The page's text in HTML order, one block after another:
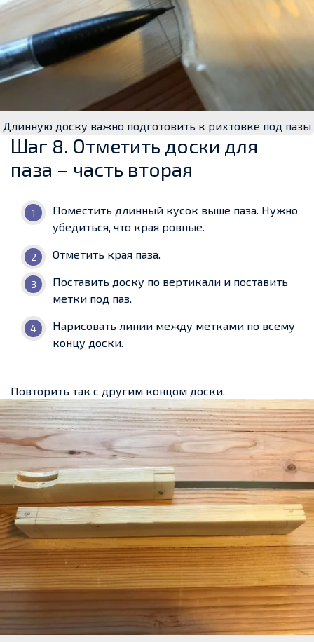
Длинную доску важно подготовить к рихтовке под пазы
Шаг 8. Отметить доски для
паза – часть вторая
Поместить длинный кусок выше паза. Нужно
убедиться, что края ровные.
Отметить края паза.
Поставить доску по вертикали и поставить
метки под паз.
Нарисовать линии между метками по всему
концу доски.
Повторить так с другим концом доски.